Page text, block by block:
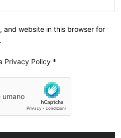
and website in this browser for
Privacy Policy *